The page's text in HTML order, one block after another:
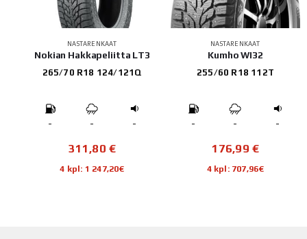
NASTARENKAAT
Nokian Hakkapeliitta LT3
265/70 R18 124/121Q
- - -
311,80€
4 kpl: 1 247,20€
NASTARENKAAT
Kumho WI32
255/60 R18 112T
- - -
176,99€
4 kpl: 707,96€